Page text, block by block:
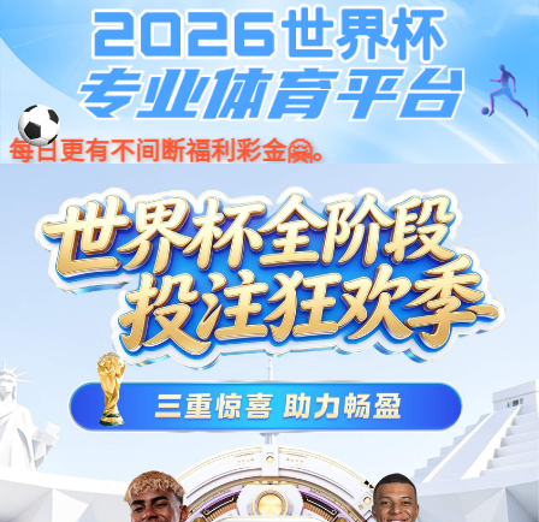
bifa·必发(唯一)中国官方网
站
Previous
不锈钢雕塑 广场雕塑
园林雕塑
水泥雕塑
镂空雕塑
玻璃钢雕塑
铁艺机器人
锻铜铸铜雕塑
当前位置： 水泥雕塑